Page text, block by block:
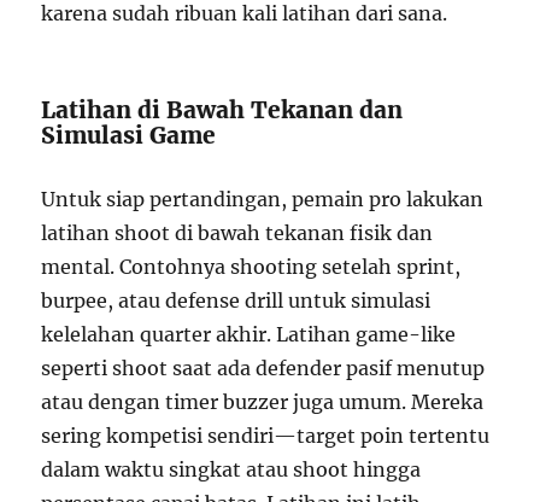
karena sudah ribuan kali latihan dari sana.
Latihan di Bawah Tekanan dan
Simulasi Game
Untuk siap pertandingan, pemain pro lakukan
latihan shoot di bawah tekanan fisik dan
mental. Contohnya shooting setelah sprint,
burpee, atau defense drill untuk simulasi
kelelahan quarter akhir. Latihan game-like
seperti shoot saat ada defender pasif menutup
atau dengan timer buzzer juga umum. Mereka
sering kompetisi sendiri—target poin tertentu
dalam waktu singkat atau shoot hingga